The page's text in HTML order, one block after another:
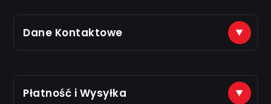
Dane Kontaktowe
(+48) 888 561 463
na e-maile odpisujemy od 8.00 do 16.00
Płatność i Wysyłka